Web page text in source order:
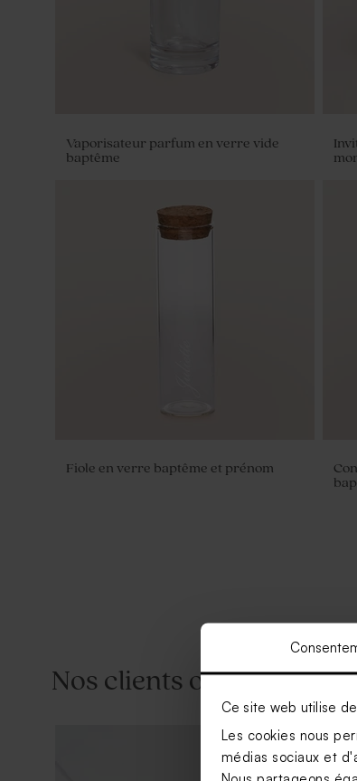
Ce site web utilise
Les cookies nous
médias sociaux et
Vaporisateur parfum en verre vide
baptême
Fiole en verre baptême et prénom
Nos clients ont aussi